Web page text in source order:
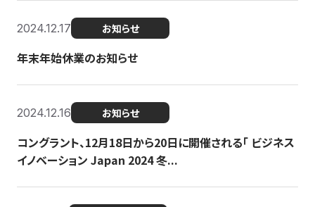
2024.12.17 お知らせ
年末年始休業のお知らせ
2024.12.16 お知らせ
コングラント、12月18日から20日に開催される「 ビジネス
イノベーション Japan 2024 冬...